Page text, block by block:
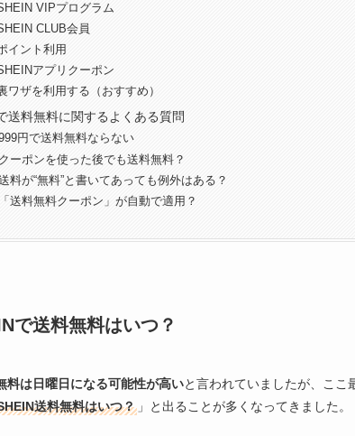
VIPプログラム
CLUB会員
イント利用
アプリクーポン
ワザを利用する（おすすめ）
送料無料に関するよくある質問
円で送料無料ならない
ーポンを使った後でも送料無料？
料が“無料”と書いてあっても例外はある？
送料無料クーポン」が自動で適用？
で送料無料はいつ？
料は日曜日になる可能性が高いと言われていましたが、ここ
送料無料はいつ？ 」と出ることが多くなってきました。